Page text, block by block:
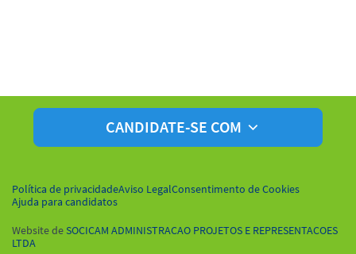
CANDIDATE-SE COM
Política de privacidadeAviso LegalConsentimento de Cookies
Ajuda para candidatos
Website de SOCICAM ADMINISTRACAO PROJETOS E REPRESENTACOES
LTDA